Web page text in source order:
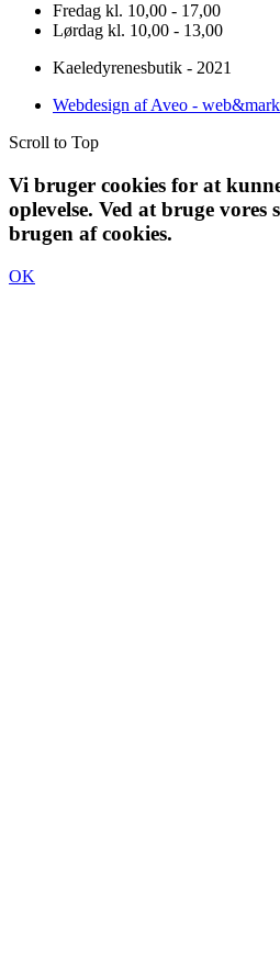
Fredag kl. 10,00 - 17,00
Lørdag kl. 10,00 - 13,00
Kaeledyrenesbutik - 2021
Webdesign af Aveo -
Scroll to Top
Vi bruger cookies for at
oplevelse. Ved at bruge vores
brugen af cookies.
OK